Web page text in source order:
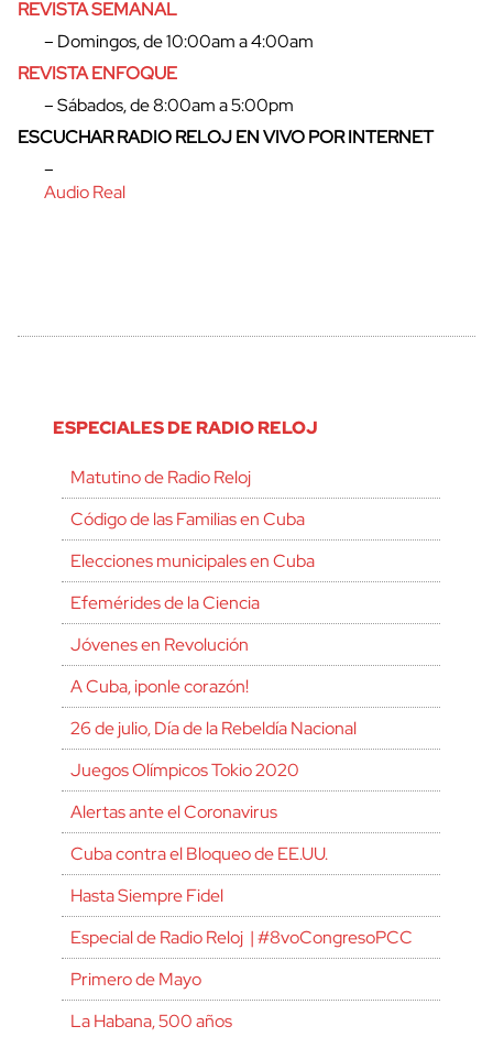
REVISTA SEMANAL
– Domingos, de 10:00am a 4:00am
REVISTA ENFOQUE
– Sábados, de 8:00am a 5:00pm
ESCUCHAR RADIO RELOJ EN VIVO POR INTERNET
–
Audio Real
ESPECIALES DE RADIO RELOJ
Matutino de Radio Reloj
Código de las Familias en Cuba
Elecciones municipales en Cuba
Efemérides de la Ciencia
Jóvenes en Revolución
A Cuba, ¡ponle corazón!
26 de julio, Día de la Rebeldía Nacional
Juegos Olímpicos Tokio 2020
Alertas ante el Coronavirus
Cuba contra el Bloqueo de EE.UU.
Hasta Siempre Fidel
Especial de Radio Reloj | #8voCongresoPCC
Primero de Mayo
La Habana, 500 años